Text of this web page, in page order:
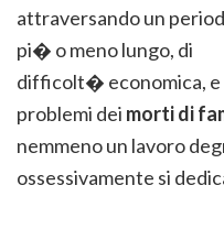
attraversando un
pi� o meno lungo, di
difficolt� economica, e
problemi dei morti di
nemmeno un lavoro
ossessivamente si